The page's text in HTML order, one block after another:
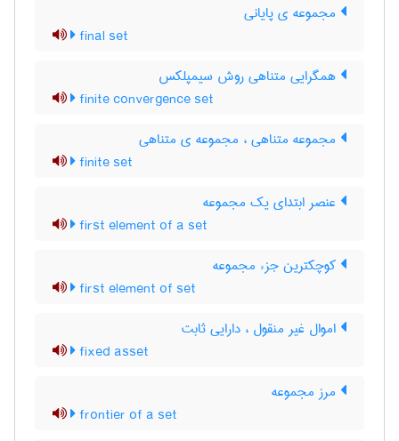
مجموعه ی پایانی
final set
همگرایی متناهی روش سیمپلکس
finite convergence set
مجموعه متناهی ، مجموعه ی متناهی
finite set
عنصر ابتدای یک مجموعه
first element of a set
کوچکترین جزء مجموعه
first element of set
اموال غیر منقول ، دارایی ثابت
fixed asset
مرز مجموعه
frontier of a set